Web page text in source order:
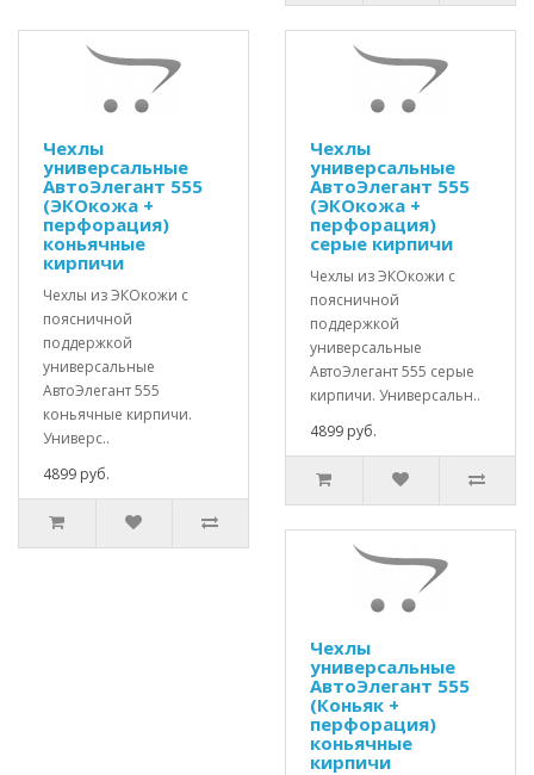
Чехлы
универсальные
АвтоЭлегант 555
(ЭКОкожа +
перфорация)
коньячные
кирпичи
Чехлы из ЭКОкожи с
поясничной
поддержкой
универсальные
АвтоЭлегант 555
коньячные кирпичи.
Универс..
4899 руб.
Чехлы
универсальные
АвтоЭлегант 555
(ЭКОкожа +
перфорация)
серые кирпичи
Чехлы из ЭКОкожи с
поясничной
поддержкой
универсальные
АвтоЭлегант 555 серые
кирпичи. Универсальн..
4899 руб.
Чехлы
универсальные
АвтоЭлегант 555
(Коньяк +
перфорация)
коньячные
кирпичи